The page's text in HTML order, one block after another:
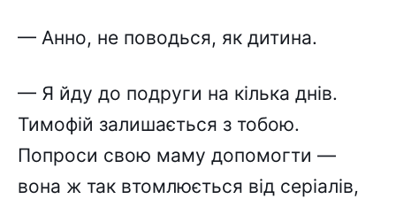
— Анно, не поводься, як дитина.
— Я йду до подруги на кілька днів.
Тимофій залишається з тобою.
Попроси свою маму допомогти —
вона ж так втомлюється від серіалів,